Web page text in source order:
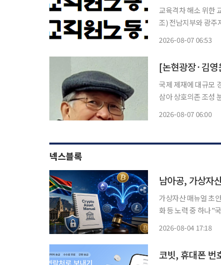
교육격차 해소 위한 교원 확
조) 전남지부와 광주
2026-08-07 06:53
[논현광장·김
국제 제재에 대규모
삼아 상호의존 조성 분쟁의 역사를 보면, 정치가 막히고 이념이 충돌하는 막다른 골목에서의
2026-08-07 06:00
넥스블록
남아공, 가상자
가상자산 매뉴얼 초
화 등 노력 중 하나”
2026-08-04 17:18
코빗, 휴대폰 번